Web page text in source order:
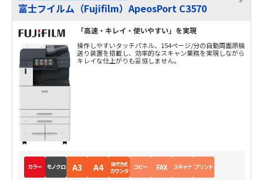
富士フイルム（Fujifilm）ApeosPort C3570
「高速・キレイ・使いやすい」を実現
操作しやすいタッチパネル、154ページ/分の自動両面原稿
送り装置を搭載し、効率的なスキャン業務を実現しながら
キレイな仕上がりも妥協しません。
カラー モノクロ A3 A4 保守方式
カウンタ コピー FAX スキャナ プリント